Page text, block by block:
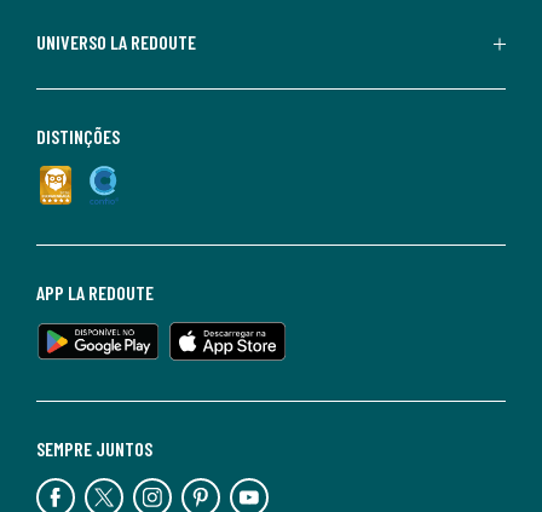
UNIVERSO LA REDOUTE
SEMPRE JUNTOS
APP LA REDOUTE
DISTINÇÕES